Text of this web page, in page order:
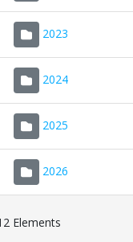
2023
2024
2025
2026
Elements